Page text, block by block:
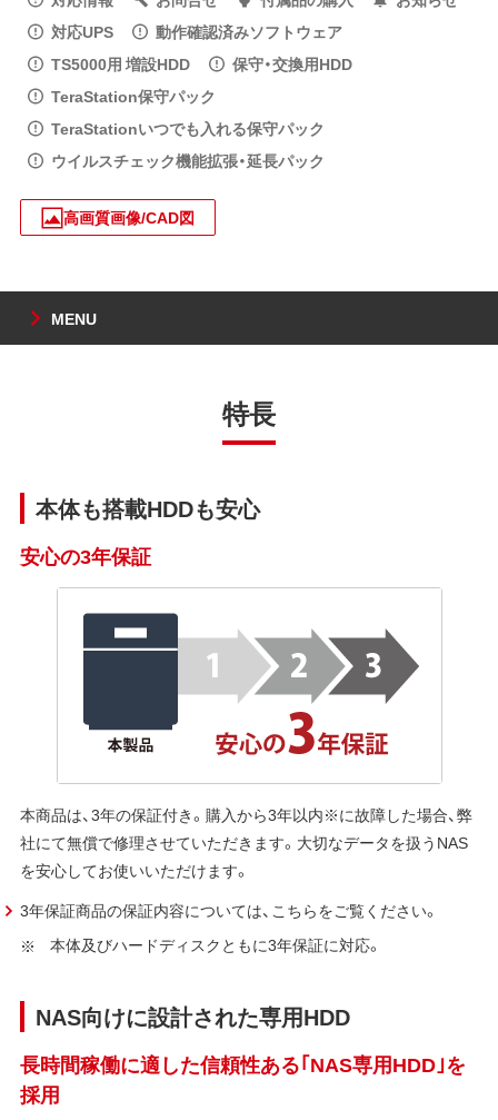
対応UPS
動作確認済みソフトウェア
TS5000用 増設HDD
保守・交換用HDD
TeraStation保守パック
TeraStationいつでも入れる保守パック
ウイルスチェック機能拡張・延長パック
高画質画像/CAD図
MENU
特長
本体も搭載HDDも安心
安心の3年保証
本商品は、3年の保証付き。購入から3年以内※に故障した場合、弊
社にて無償で修理させていただきます。大切なデータを扱うNAS
を安心してお使いいただけます。
3年保証商品の保証内容については、こちらをご覧ください。
本体及びハードディスクともに3年保証に対応。
NAS向けに設計された専用HDD
長時間稼働に適した信頼性ある｢NAS専用HDD｣を
採用